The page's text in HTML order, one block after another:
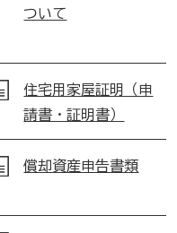
ついて
住宅用家屋証明（申
請書・証明書）
償却資産申告書類